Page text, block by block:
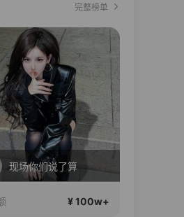
完整榜单
直播中
销售额 ¥ 100w+